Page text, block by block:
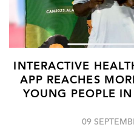
INTERACTIVE
APP REACHES
YOUNG PEOPLE
09